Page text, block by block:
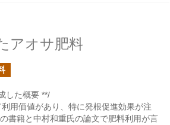
アオサ肥料
した概要 **/
用価値があり、特に発根促進効果が注
書籍と中村和重氏の論文で肥料利用が言